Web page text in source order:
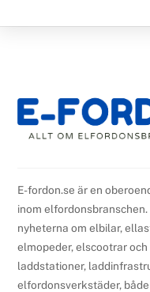
E-fordon.se är en
inom
nyheterna om elbilar,
elmopeder, elscootrar
laddstationer,
elfordonsverkstäder,